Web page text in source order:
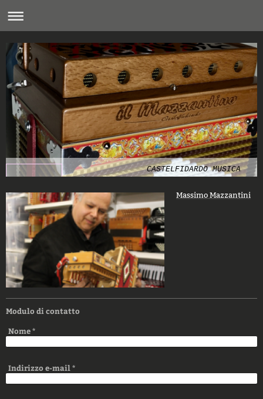
CASTELFIDARDO MUSICA
Massimo Mazzantini
Modulo di contatto
Nome*
Indirizzo e-mail*